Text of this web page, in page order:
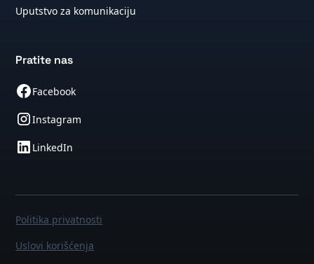
Uputstvo za komunikaciju
Pratite nas
Facebook
Instagram
LinkedIn
Politika privatnosti
Uslovi korišćenja